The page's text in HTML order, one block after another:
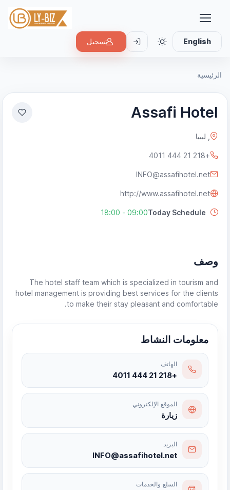
English تسجيل
الرئيسية
Assafi Hotel
, ليبيا
+218 21 444 4011
INFO@assafihotel.net
http://www.assafihotel.net
Today Schedule
09:00 - 18:00
وصف
The hotel staff team which is specialized in tourism and
hotel management is providing best services for the clients
to make their stay pleasant and comfortable.
معلومات النشاط
الهاتف
+218 21 444 4011
الموقع الإلكتروني
زيارة
البريد
INFO@assafihotel.net
السلع والخدمات